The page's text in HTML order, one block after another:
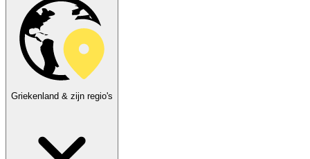
Griekenland & zijn regio's